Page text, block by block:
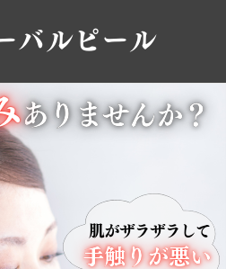
バルピール
ありませんか？
肌がザラザラして
手触りが悪い